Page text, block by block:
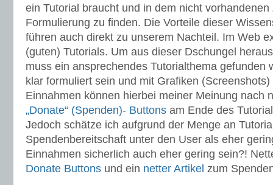
ein Tutorial braucht und in dem nicht
Formulierung zu finden. Die Vorteile dieser
führen auch direkt zu unserem Nachteil. Im Web
(guten) Tutorials. Um aus dieser Dschungel
muss ein ansprechendes Tutorialthema gefunden
klar formuliert sein und mit Grafiken
Einnahmen können hierbei meiner Meinung nach
„Donate“ (Spenden)- Buttons am Ende des
Jedoch schätze ich aufgrund der Menge an
Spendenbereitschaft unter den User als eher
Einnahmen sicherlich auch eher gering sein?!
Donate Buttons und ein netter Artikel zum